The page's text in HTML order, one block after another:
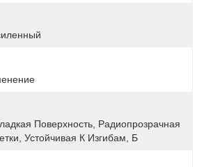
Поверхность, Радиопрозрачная
Устойчивая К Изгибам, Б